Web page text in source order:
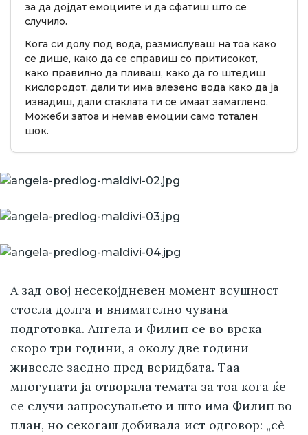
за да дојдат емоциите и да сфатиш што се
случило.
Кога си долу под вода, размислуваш на тоа како
се дише, како да се справиш со притисокот,
како правилно да пливаш, како да го штедиш
кислородот, дали ти има влезено вода како да ја
извадиш, дали стаклата ти се имаат замаглено.
Можеби затоа и немав емоции само тотален
шок.
А зад овој несекојдневен момент всушност
стоела долга и внимателно чувана
подготовка. Ангела и Филип се во врска
скоро три години, а околу две години
живееле заедно пред веридбата. Таа
многупати ја отворала темата за тоа кога ќе
се случи запросувањето и што има Филип во
план, но секогаш добивала ист одговор: „сè